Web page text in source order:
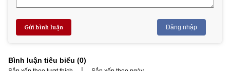
Gửi bình luận Đăng nhập
Bình luận tiêu biểu (0)